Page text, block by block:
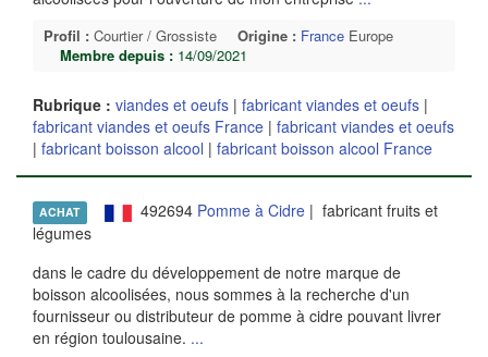
Profil : Courtier / Grossiste Origine : France Europe
Membre depuis : 14/09/2021
Rubrique : viandes et oeufs | fabricant viandes et oeufs |
fabricant viandes et oeufs France | fabricant viandes et oeufs
| fabricant boisson alcool | fabricant boisson alcool France
ACHAT 492694 Pomme à Cidre| fabricant fruits et
légumes
dans le cadre du développement de notre marque de
boisson alcoolisées, nous sommes à la recherche d'un
fournisseur ou distributeur de pomme à cidre pouvant livrer
en région toulousaine. ...